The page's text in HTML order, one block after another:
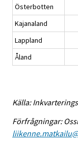
Österbotten
Kajanaland
Lappland
Åland
Källa:
Förfrågningar: